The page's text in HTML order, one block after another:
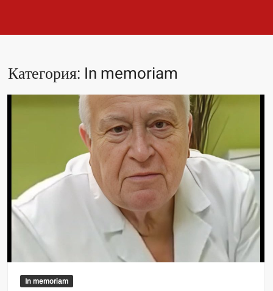
Категория: In memoriam
In memoriam